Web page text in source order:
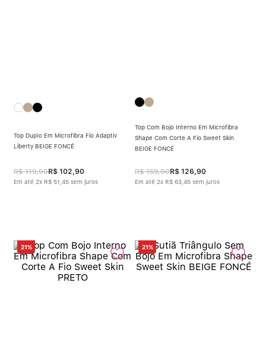
Top Duplo Em Microfibra Fio Adaptiv
Liberty BEIGE FONCÉ
R$ 119,90R$ 102,90
Em até 2x R$ 51 45 sem juros
Top Com Bojo Interno Em Microfibra
Shape Com Corte A Fio Sweet Skin
BEIGE FONCÉ
R$ 159,90R$ 126,90
Em até 2x R$ 63 45 sem juros
21% 21%